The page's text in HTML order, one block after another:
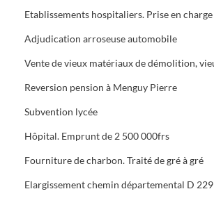
Adjudication arroseuse automobile
Reversion pension à Menguy Pierre
Subvention lycée
Hôpital. Emprunt de 2 500 000frs
Fourniture de charbon. Traité de gré à gré
Elargissement chemin départemental D 229